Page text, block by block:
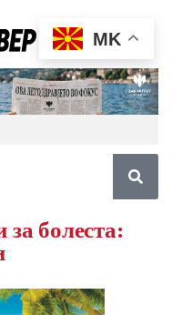
за болеста:
MK